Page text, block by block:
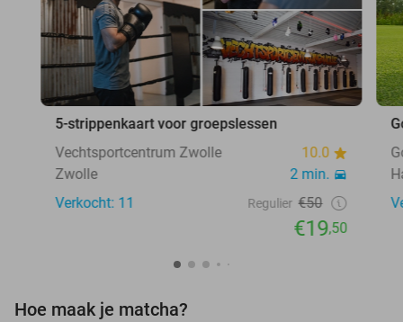
5-strippenkaart voor groepslessen
Vechtsportcentrum Zwolle
10.0
Zwolle
2 min.
Verkocht: 11
Regulier €50
€19,50
Hoe maak je matcha?